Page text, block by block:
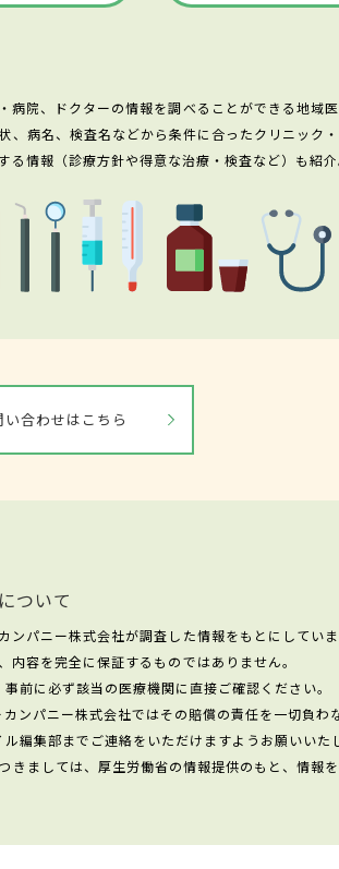
院、ドクターの情報を調べることができる地域医
病名、検査名などから条件に合ったクリニック
情報（診療方針や得意な治療・検査など）も紹介
合わせはこちら
ついて
パニー株式会社が調査した情報をもとにしていま
容を完全に保証するものではありません。
前に必ず該当の医療機関に直接ご確認ください。
ンパニー株式会社ではその賠償の責任を一切負わ
編集部までご連絡をいただけますようお願いいた
ましては、厚生労働省の情報提供のもと、情報を